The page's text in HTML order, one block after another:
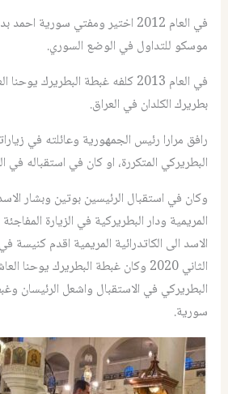
في العام 2012 اختير ومفتي سورية
موسكو للتداول في الوضع السوري.
في العام 2013 كلفه غبطة البطريرك
بطريرك الكلدان في العراق.
رافق مرارا رئيس الجمهورية وعائلته في
البطريركي المتكررة، او كان في استقباله في
وكان في استقبال الرئيسين بوتين وبشار
المريمية ودار البطريركية في الزيارة
الثاني 2020 وكان غبطة البطريرك
البطريركي في الاستقبال واشعل الرئيسان
سورية.